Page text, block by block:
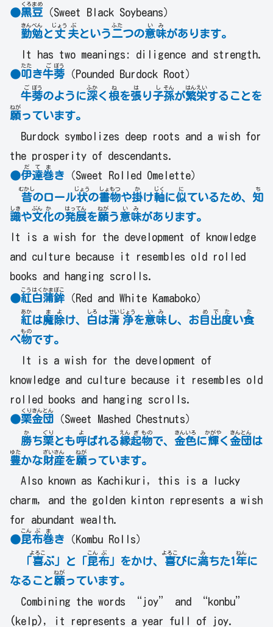
●黒
くろ
豆
まめ
（Sweet Black Soybeans）
勤
きん
勉
べん
と 丈
じょう
夫
ぶ
という二
ふた
つの意
い
味
み
があります。
It has two meanings: diligence and strength.
●叩
たた
き牛
ご
蒡
ぼう
（Pounded Burdock Root）
牛
ご
蒡
ぼう
のように深
ふか
く 根
ね
を張
は
り子
し
孫
そん
が繁
はん
栄
えい
することを
願
ねが
っています。
Burdock symbolizes deep roots and a wish for
the prosperity of descendants.
●伊
だ
達
て
巻
ま
き （Sweet Rolled Omelette）
昔
むかし
のロール状
じょう
の書
しょ
物
もつ
や掛
か
け軸
じく
に似
に
ているため、 知
ち
識
しき
や文
ぶん
化
か
の発
はっ
展
てん
を願
ねが
う意
い
味
み
があります。
It is a wish for the development of knowledge
and culture because it resembles old rolled
books and hanging scrolls.
●紅
こう
白
はく
蒲
かま
鉾
ぼこ
（Red and White Kamaboko）
紅
あか
は魔
ま
除
よ
け、 白
しろ
は清
せい
浄
じょう
を意
い
味
み
し、お目
め
出
で
度
た
い食
た
べ物
もの
です。
It is a wish for the development of
knowledge and culture because it resembles old
rolled books and hanging scrolls.
●栗
くり
金
きん
団
とん
（Sweet Mashed Chestnuts）
勝
か
ち栗
ぐり
とも呼
よ
ばれる縁
えん
起
ぎ
物
もの
で、 金
きん
色
いろ
に輝
かがや
く 金
きん
団
とん
は
豊
ゆた
かな財
ざい
産
さん
を願
ねが
っています。
Also known as Kachikuri, this is a lucky
charm, and the golden kinton represents a wish
for abundant wealth.
●昆
こん
布
ぶ
巻
ま
き （Kombu Rolls）
「喜
よろこ
ぶ」と「昆
こん
布
ぶ
」をかけ、 喜
よろこ
びに満
み
ちた1 年
ねん
に
なること願
ねが
っています。
Combining the words “joy” and “konbu”
(kelp), it represents a year full of joy.